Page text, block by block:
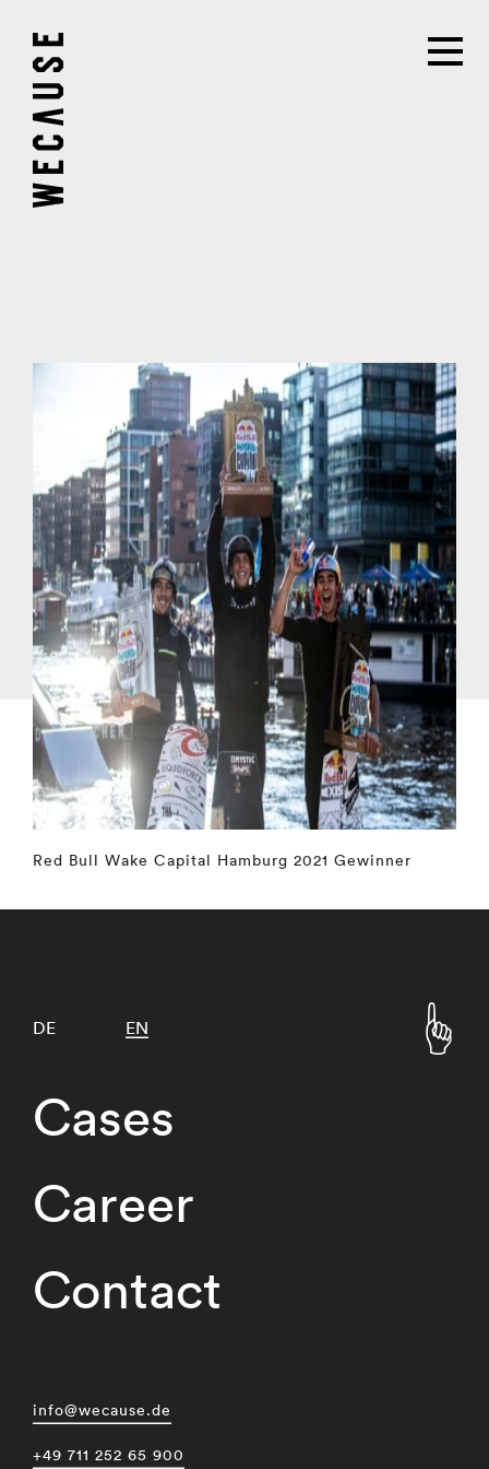
Red Bull Wake Capital Hamburg 2021 Gewinner
Cases
Career
Contact
DE EN
info@wecause.de
+49 711 252 65 900